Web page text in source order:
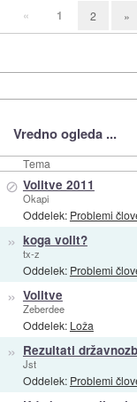
« 1 2 »
Vredno ogleda ...
Tema
⊘ Volitve 2011
Okapi
Oddelek: Problemi
» koga volit?
tx-z
Oddelek: Problemi
» Volitve
Zeberdee
Oddelek: Loža
» Rezultati
Jst
Oddelek: Problemi